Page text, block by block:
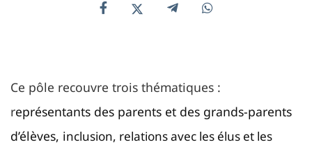
Ce pôle recouvre trois thématiques :
représentants des parents et des grands-parents
d’élèves, inclusion, relations avec les élus et les